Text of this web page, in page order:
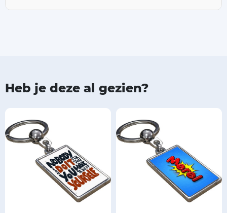
Heb je deze al gezien?